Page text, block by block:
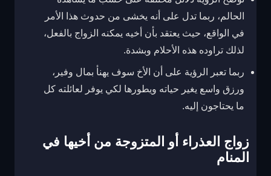
الحالم، ربما تدل على أنه يخشى من حدوث هذا الأمر
في الواقع، حيث يعتقد بأن أخيه يمكنه الزواج بالفعل،
لذلك تراوده هذه الأحلام وبشدة.
ربما تعبر الرؤية على أن الأخ سوف يهنأ بمال وفير،
ورزق واسع يغير حياته ويطورها لكي يوفر لعائلته كل
ما يحتاجون إليه.
زواج العذراء أو المتزوجة من أخيها في
المنام